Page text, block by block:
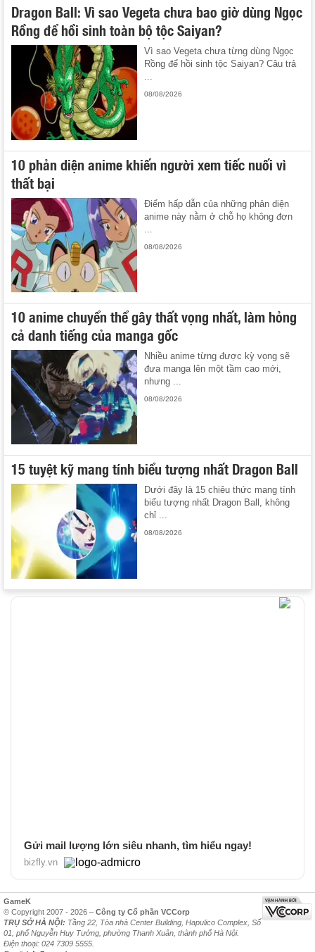
Dragon Ball: Vì sao Vegeta chưa bao giờ dùng Ngọc
Rồng để hồi sinh toàn bộ tộc Saiyan?
Vì sao Vegeta chưa từng dùng Ngọc
Rồng để hồi sinh tộc Saiyan? Câu trả
...
08/08/2026
10 phản diện anime khiến người xem tiếc nuối vì
thất bại
Điểm hấp dẫn của những phản diện
anime này nằm ở chỗ họ không đơn
08/08/2026
10 anime chuyển thể gây thất vọng nhất, làm hỏng
cả danh tiếng của manga gốc
Nhiều anime từng được kỳ vọng sẽ
đưa manga lên một tầm cao mới,
nhưng ...
08/08/2026
15 tuyệt kỹ mang tính biểu tượng nhất Dragon Ball
Dưới đây là 15 chiêu thức mang tính
biểu tượng nhất Dragon Ball, không
chỉ ...
08/08/2026
Gửi mail lượng lớn siêu nhanh, tìm hiểu ngay!
bizfly.vn
GameK
© Copyright 2007 - 2026 – Công ty Cổ phần VCCorp
TRỤ SỞ HÀ NỘI: Tầng 22, Tòa nhà Center Building, Hapulico Complex, Số
01, phố Nguyễn Huy Tưởng, phường Thanh Xuân, thành phố Hà Nội.
Điện thoại: 024 7309 5555.